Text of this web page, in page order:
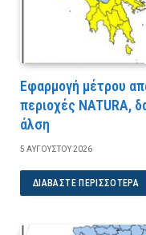
Εφαρμογή μέτρου
περιοχές NATURA,
άλση
5 ΑΥΓΟΎΣΤΟΥ 2026
ΔΙΑΒΆΣΤΕ ΠΕΡΙΣΣΌΤΕΡΑ